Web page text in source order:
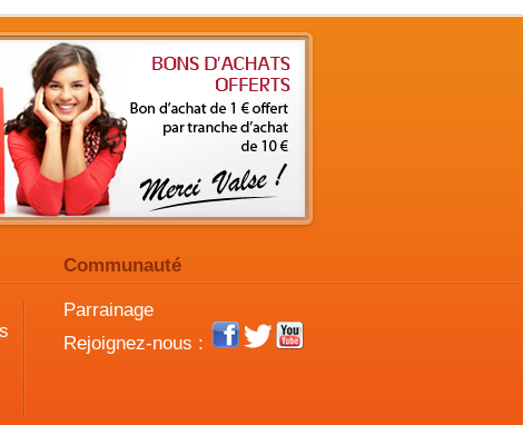
Communauté
Parrainage
Rejoignez-nous :